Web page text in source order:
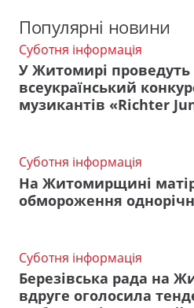
Популярні новини
Суботня інформація
У Житомирі
всеукраїнський
музикантів «Richter
Суботня інформація
На Житомирщині
обмороження
Суботня інформація
Березівська рада на
вдруге оголосила